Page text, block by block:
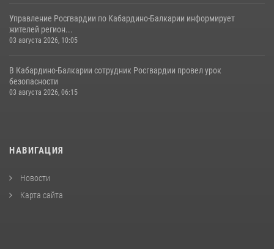
Управление Росгвардии по Кабардино-Балкарии информирует
жителей регион...
03 августа 2026, 10:05
В Кабардино‑Балкарии сотрудник Росгвардии провел урок
безопасности
03 августа 2026, 06:15
НАВИГАЦИЯ
Новости
Карта сайта